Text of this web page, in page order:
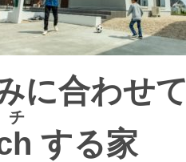
に合わせて
する家